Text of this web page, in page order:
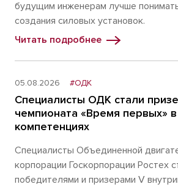
будущим инженерам лучше
создания силовых установок.
Читать подробнее
05.08.2026 #ОДК
Специалисты ОДК стали
чемпионата «Время первых»
компетенциях
Специалисты Объединенной
корпорации Госкорпорации Ростех
победителями и призерами V